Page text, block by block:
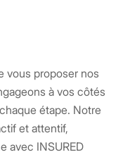
vous proposer nos
à vos côtés
étape. Notre
et attentif,
avec INSURED